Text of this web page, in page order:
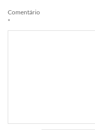
Comentário
*